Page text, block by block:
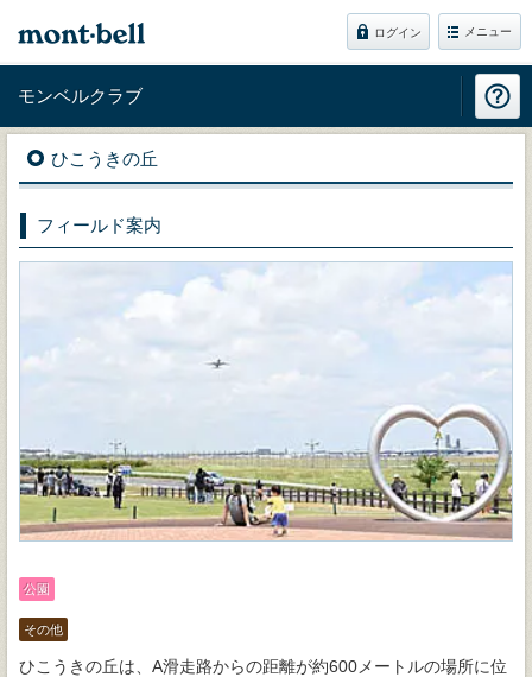
ログイン メニュー
モンベルクラブ
ひこうきの丘
フィールド案内
公園
その他
ひこうきの丘は、A滑走路からの距離が約600メートルの場所に位